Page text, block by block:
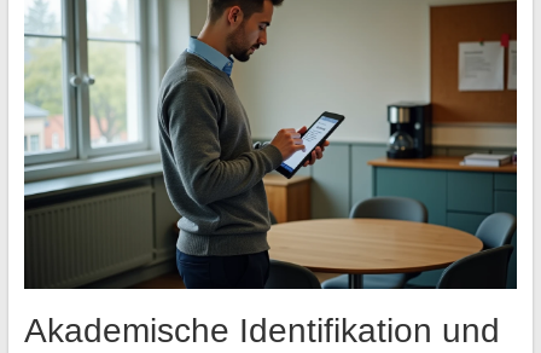
Akademische Identifikation und